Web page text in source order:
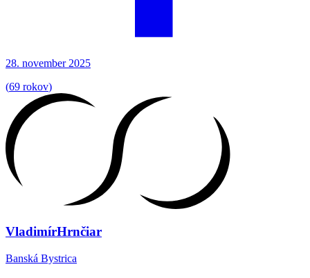
28. november 2025
(69 rokov)
VladimírHrnčiar
Banská Bystrica